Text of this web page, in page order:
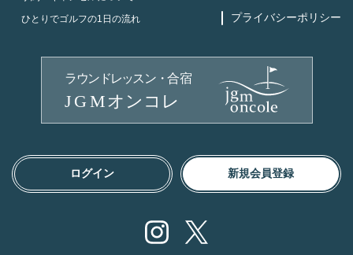
ひとりでゴルフの1日の流れ
プライバシーポリシー
ログイン 新規会員登録
Instagram